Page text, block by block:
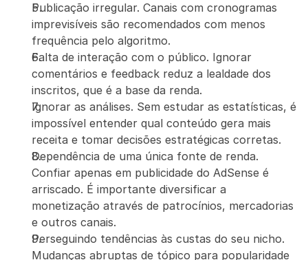
Publicação irregular. Canais com cronogramas
imprevisíveis são recomendados com menos
frequência pelo algoritmo.
Falta de interação com o público. Ignorar
comentários e feedback reduz a lealdade dos
inscritos, que é a base da renda.
Ignorar as análises. Sem estudar as estatísticas, é
impossível entender qual conteúdo gera mais
receita e tomar decisões estratégicas corretas.
Dependência de uma única fonte de renda.
Confiar apenas em publicidade do AdSense é
arriscado. É importante diversificar a
monetização através de patrocínios, mercadorias
e outros canais.
Perseguindo tendências às custas do seu nicho.
Mudanças abruptas de tópico para popularidade